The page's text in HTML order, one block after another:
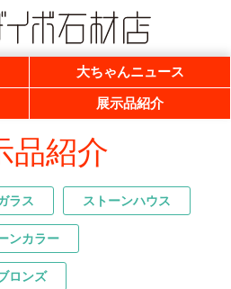
法人 全優石 全国優良石材店
大ちゃんニュース
展示品紹介
品紹介
ラス ストーンハウス
ンカラー
ロンズ